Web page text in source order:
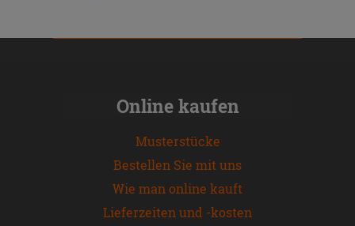
Online kaufen
Musterstücke
Bestellen Sie mit uns
Wie man online kauft
Lieferzeiten und -kosten